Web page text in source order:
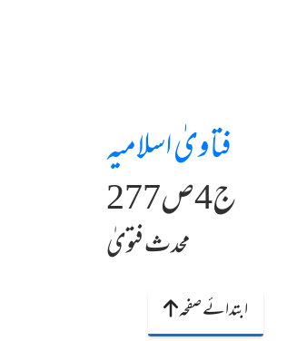
فتاویٰ اسلامیہ
ج4ص277
محدث فتویٰ
ابتدائے صفحہ